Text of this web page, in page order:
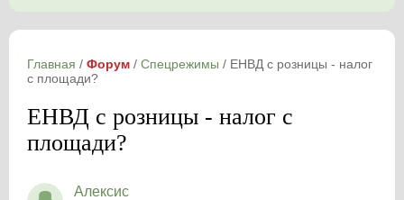
Главная / Форум / Спецрежимы / ЕНВД с розницы - налог
с площади?
ЕНВД с розницы - налог с
площади?
Алексис